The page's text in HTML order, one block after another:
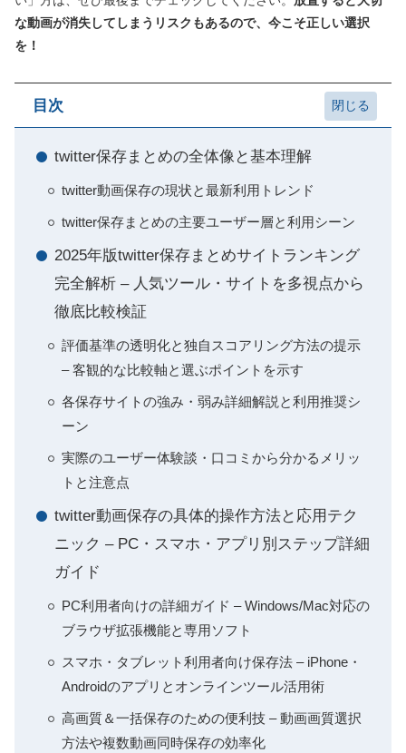
な動画が消失してしまうリスクもあるので、今こそ正しい選択
を！
目次
twitter保存まとめの全体像と基本理解
twitter動画保存の現状と最新利用トレンド
twitter保存まとめの主要ユーザー層と利用シーン
2025年版twitter保存まとめサイトランキング
完全解析 – 人気ツール・サイトを多視点から
徹底比較検証
評価基準の透明化と独自スコアリング方法の提示
– 客観的な比較軸と選ぶポイントを示す
各保存サイトの強み・弱み詳細解説と利用推奨シ
ーン
実際のユーザー体験談・口コミから分かるメリッ
トと注意点
twitter動画保存の具体的操作方法と応用テク
ニック – PC・スマホ・アプリ別ステップ詳細
ガイド
PC利用者向けの詳細ガイド – Windows/Mac対応の
ブラウザ拡張機能と専用ソフト
スマホ・タブレット利用者向け保存法 – iPhone・
Androidのアプリとオンラインツール活用術
高画質＆一括保存のための便利技 – 動画画質選択
方法や複数動画同時保存の効率化